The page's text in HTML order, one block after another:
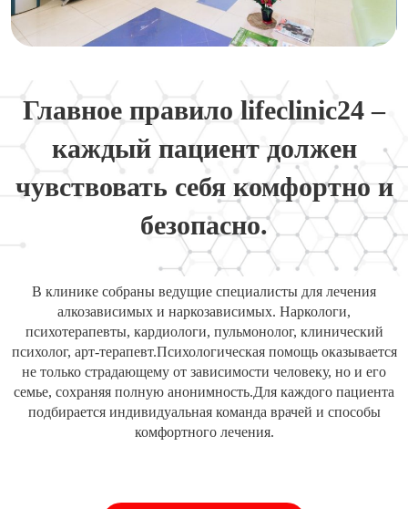
Главное правило lifeclinic24 –
каждый пациент должен
чувствовать себя комфортно и
безопасно.
В клинике собраны ведущие специалисты для лечения
алкозависимых и наркозависимых. Наркологи,
психотерапевты, кардиологи, пульмонолог, клинический
психолог, арт-терапевт.Психологическая помощь оказывается
не только страдающему от зависимости человеку, но и его
семье, сохраняя полную анонимность.Для каждого пациента
подбирается индивидуальная команда врачей и способы
комфортного лечения.